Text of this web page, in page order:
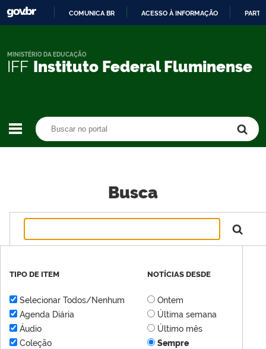
CONTEÚDO
COMUNICA BR ACESSO À INFORMAÇÃO
IFF Instituto Federal Fluminense
MINISTÉRIO DA EDUCAÇÃO
Busca
TIPO DE ITEM
Selecionar Todos/Nenhum
Agenda Diária
Áudio
Coleção
NOTÍCIAS DESDE
Ontem
Última semana
Último mês
Sempre